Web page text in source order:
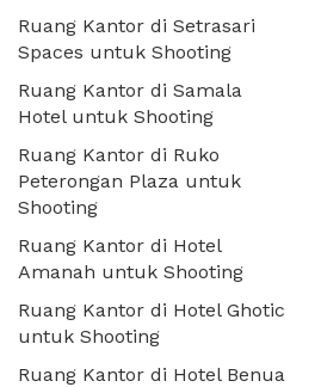
Ruang Kantor di Setrasari
Spaces untuk Shooting
Ruang Kantor di Samala
Hotel untuk Shooting
Ruang Kantor di Ruko
Peterongan Plaza untuk
Shooting
Ruang Kantor di Hotel
Amanah untuk Shooting
Ruang Kantor di Hotel Ghotic
untuk Shooting
Ruang Kantor di Hotel Benua